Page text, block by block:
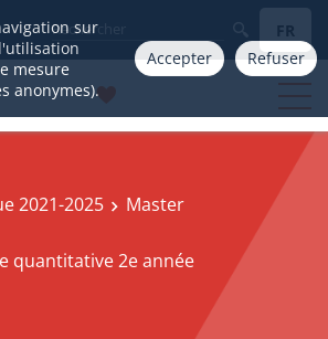
sur
mesure
anonymes).
Accepter Refuser
FR
2021-2025
Master
quantitative 2e année